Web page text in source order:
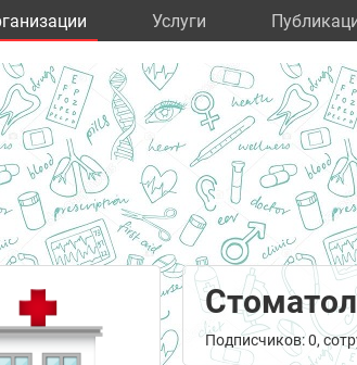
Услуги
Подписчиков: 0,